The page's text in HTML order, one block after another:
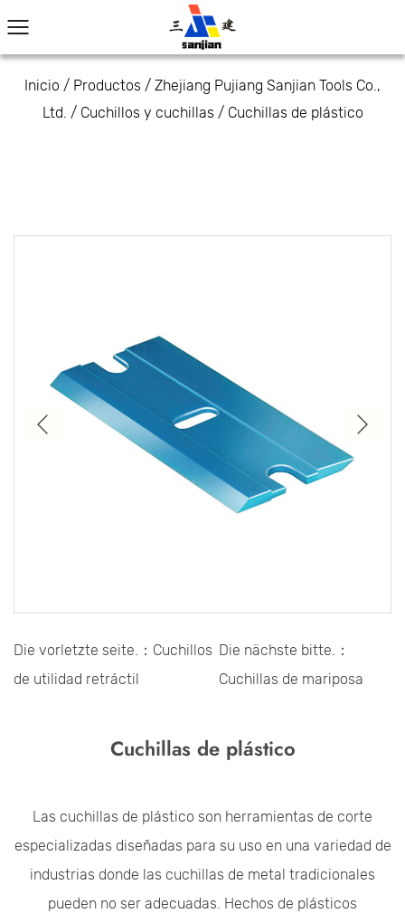
Inicio / Productos / Zhejiang Pujiang Sanjian Tools Co.,
Ltd. / Cuchillos y cuchillas / Cuchillas de plástico
Die vorletzte seite.：Cuchillos
de utilidad retráctil
Die nächste bitte.：
Cuchillas de mariposa
Cuchillas de plástico
Las cuchillas de plástico son herramientas de corte
especializadas diseñadas para su uso en una variedad de
industrias donde las cuchillas de metal tradicionales
pueden no ser adecuadas. Hechos de plásticos